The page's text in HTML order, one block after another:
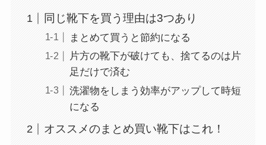
同じ靴下を買う理由は3つあり
まとめて買うと節約になる
片方の靴下が破けても、捨てるのは片
足だけで済む
洗濯物をしまう効率がアップして時短
になる
オススメのまとめ買い靴下はこれ！